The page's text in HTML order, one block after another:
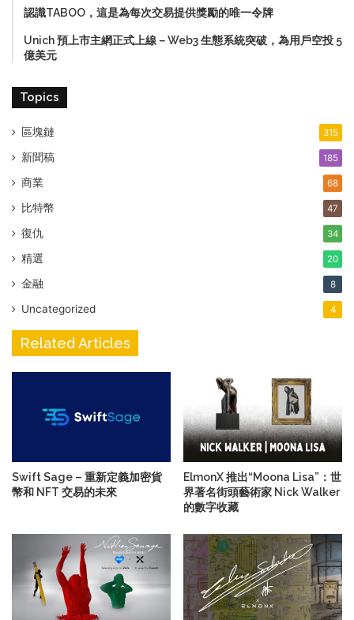
認識TABOO，這是為每次交易提供獎勵的唯一令牌
Unich 預上市主網正式上線－Web3 生態系統突破，為用戶空投 5
億美元
Topics
區塊鏈 315
新聞稿 185
商業 68
比特幣 47
復仇 34
精選 20
金融 8
Uncategorized 4
Related Articles
Swift Sage – 重新定義加密貨
幣和 NFT 交易的未來
ElmonX 推出“Moona Lisa”：世
界著名街頭藝術家 Nick Walker
的數字收藏